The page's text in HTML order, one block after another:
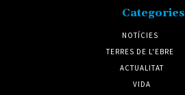
Categories
NOTÍCIES
TERRES DE L'EBRE
ACTUALITAT
VIDA